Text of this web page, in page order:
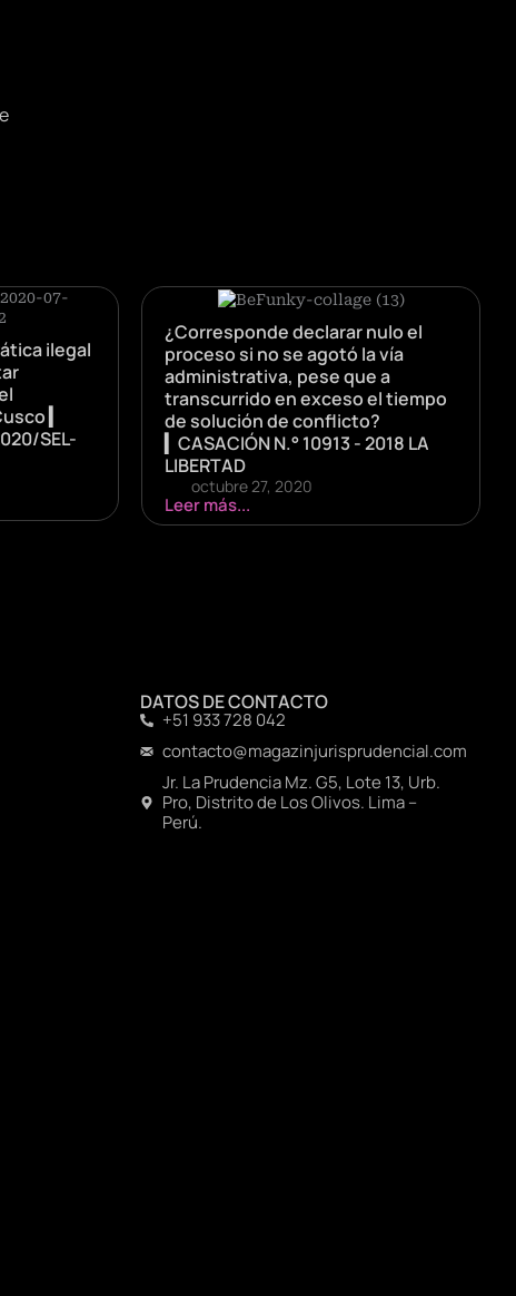
ilegal
▎
SEL-
¿Corresponde declarar nulo el
proceso si no se agotó la vía
administrativa, pese que a
transcurrido en exceso el tiempo
de solución de conflicto?
▎CASACIÓN N.° 10913 - 2018 LA
LIBERTAD
octubre 27, 2020
Leer más...
DATOS DE CONTACTO
+51 933 728 042
contacto@magazinjurisprudencial.com
Jr. La Prudencia Mz. G5, Lote 13, Urb.
Pro, Distrito de Los Olivos. Lima –
Perú.